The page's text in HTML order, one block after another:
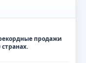
продажи